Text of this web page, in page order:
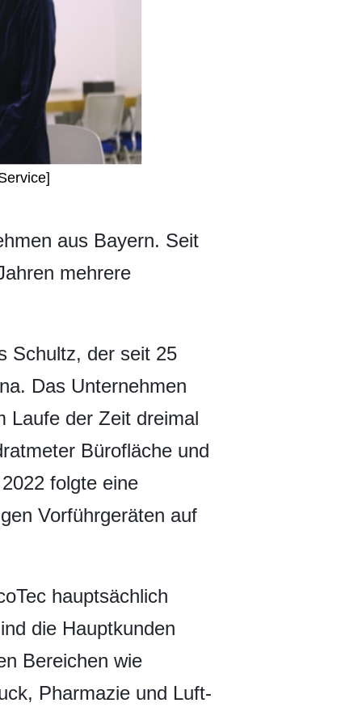
aus Bayern. Seit
mehrere
Schultz, der seit 25
Das Unternehmen
Laufe der Zeit dreimal
Bürofläche und
folgte eine
Vorführgeräten auf
hauptsächlich
die Hauptkunden
Bereichen wie
Pharmazie und Luft-